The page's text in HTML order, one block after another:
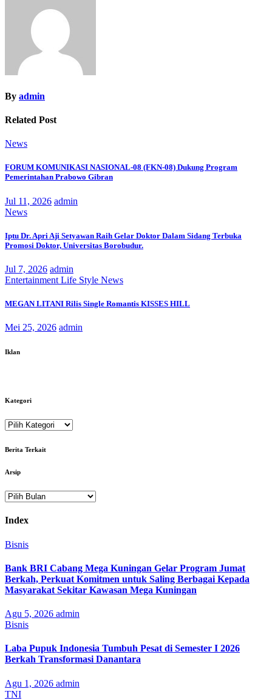
By admin
Related Post
News
FORUM KOMUNIKASI NASIONAL-08 (FKN-08) Dukung Program
Pemerintahan Prabowo Gibran
Jul 11, 2026 admin
News
Iptu Dr. Apri Aji Setyawan Raih Gelar Doktor Dalam Sidang Terbuka
Promosi Doktor, Universitas Borobudur.
Jul 7, 2026 admin
Entertainment Life Style News
MEGAN LITANI Rilis Single Romantis KISSES HILL
Mei 25, 2026 admin
Iklan
Kategori
Kategori
Berita Terkait
Arsip
Arsip
Index
Bisnis
Bank BRI Cabang Mega Kuningan Gelar Program Jumat
Berkah, Perkuat Komitmen untuk Saling Berbagai Kepada
Masyarakat Sekitar Kawasan Mega Kuningan
Agu 5, 2026 admin
Bisnis
Laba Pupuk Indonesia Tumbuh Pesat di Semester I 2026
Berkah Transformasi Danantara
Agu 1, 2026 admin
TNI